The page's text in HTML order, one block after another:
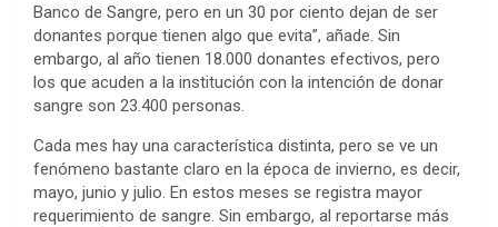
Banco de Sangre, pero en un 30 por ciento dejan de ser
donantes porque tienen algo que evita”, añade. Sin
embargo, al año tienen 18.000 donantes efectivos, pero
los que acuden a la institución con la intención de donar
sangre son 23.400 personas.
Cada mes hay una característica distinta, pero se ve un
fenómeno bastante claro en la época de invierno, es decir,
mayo, junio y julio. En estos meses se registra mayor
requerimiento de sangre. Sin embargo, al reportarse más